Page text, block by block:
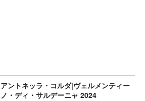
アントネッラ・コルダ|ヴェルメンティー
ノ・ディ・サルデーニャ 2024